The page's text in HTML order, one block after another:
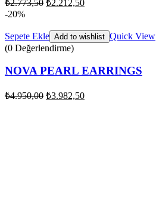
₺2.773,50 ₺2.212,50
-20%
Sepete Ekle Add to wishlist Quick View
(0 Değerlendirme)
NOVA PEARL EARRINGS
₺4.950,00 ₺3.982,50